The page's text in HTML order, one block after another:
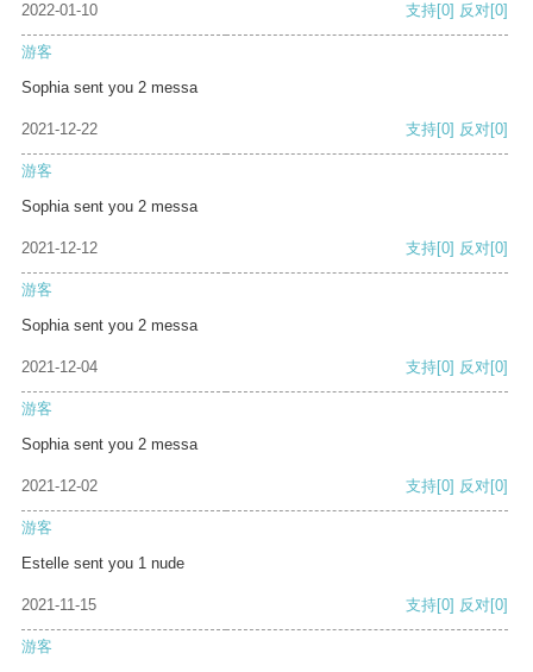
2022-01-10 支持[0] 反对[0]
游客
Sophia sent you 2 messa
2021-12-22 支持[0] 反对[0]
游客
Sophia sent you 2 messa
2021-12-12 支持[0] 反对[0]
游客
Sophia sent you 2 messa
2021-12-04 支持[0] 反对[0]
游客
Sophia sent you 2 messa
2021-12-02 支持[0] 反对[0]
游客
Estelle sent you 1 nude
2021-11-15 支持[0] 反对[0]
游客